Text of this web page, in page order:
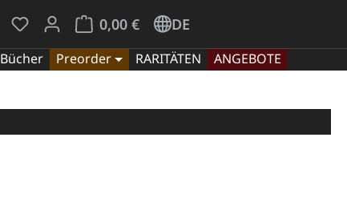
Du hast 0 Produkte auf dem Merkzettel
0,00 €
Warenkorb enthält 0 Positionen. Der
DE
Bücher Preorder RARITÄTEN
ANGEBOTE